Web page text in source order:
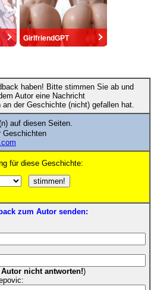
GirlfriendGPT
haben! Bitte stimmen Sie ab und
Autor eine Nachricht
der Geschichte (nicht) gefallen hat.
auf diesen Seiten.
Geschichten
für diese Geschichte:
zum Autor senden:
nicht antworten!)